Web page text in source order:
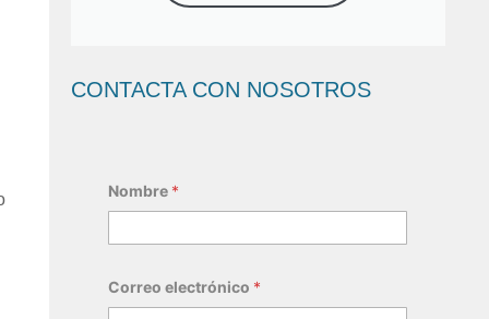
CONTACTA CON NOSOTROS
Nombre *
Correo electrónico *